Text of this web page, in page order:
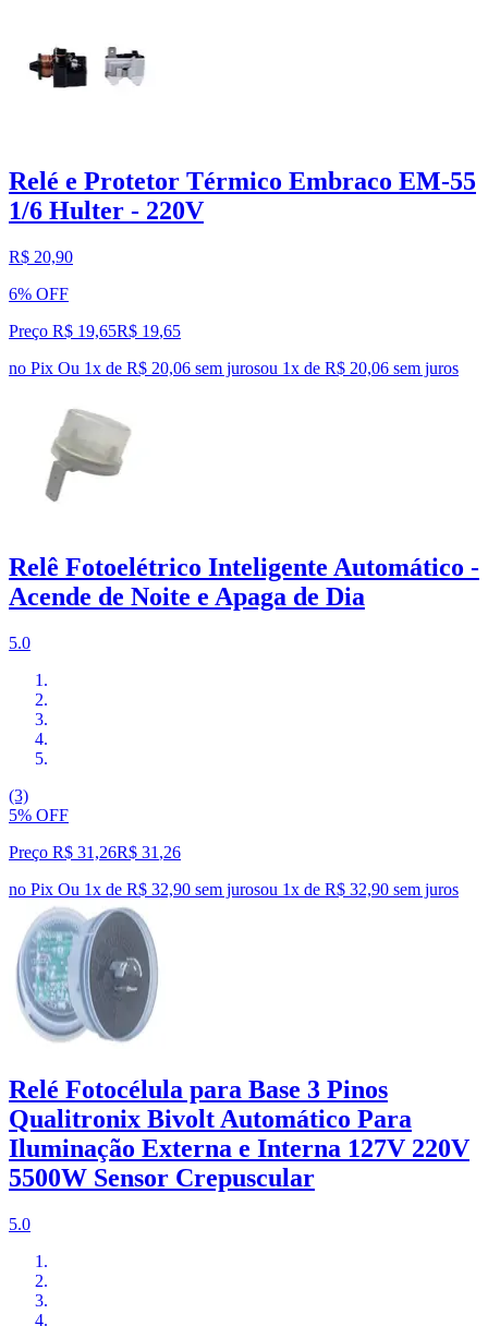
Relé e Protetor Térmico Embraco EM-55
1/6 Hulter - 220V
R$ 20,90
6% OFF
Preço R$ 19,65R$ 19,65
no Pix Ou 1x de R$ 20,06 sem jurosou 1x de R$ 20,06 sem juros
Relê Fotoelétrico Inteligente Automático -
Acende de Noite e Apaga de Dia
5.0
(3)
5% OFF
Preço R$ 31,26R$ 31 ,26
no Pix Ou 1x de R$ 32,90 sem jurosou 1x de R$ 32,90 sem juros
Relé Fotocélula para Base 3 Pinos
Qualitronix Bivolt Automático Para
Iluminação Externa e Interna 127V 220V
5500W Sensor Crepuscular
5.0